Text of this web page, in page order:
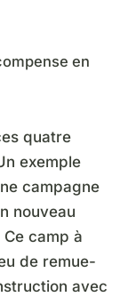
en
quatre
exemple
campagne
nouveau
camp à
de remue-
avec